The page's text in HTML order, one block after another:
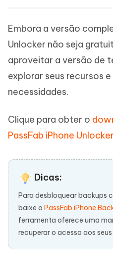
Embora a versão
Unlocker não seja
aproveitar a versão de
explorar seus recursos
necessidades.
Clique para obter o
PassFab iPhone Unlocker
Dicas:
Para desbloquear backups
baixe o PassFab iPhone
ferramenta oferece uma
recuperar o acesso aos